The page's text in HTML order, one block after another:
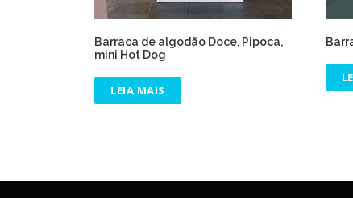
Barraca de algodão Doce, Pipoca,
mini Hot Dog
LEIA MAIS